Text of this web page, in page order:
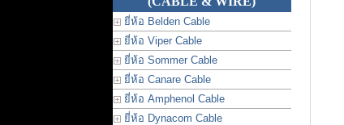
ยี่ห้อ Belden Cable
ยี่ห้อ Viper Cable
ยี่ห้อ Sommer Cable
ยี่ห้อ Canare Cable
ยี่ห้อ Amphenol Cable
ยี่ห้อ Dynacom Cable